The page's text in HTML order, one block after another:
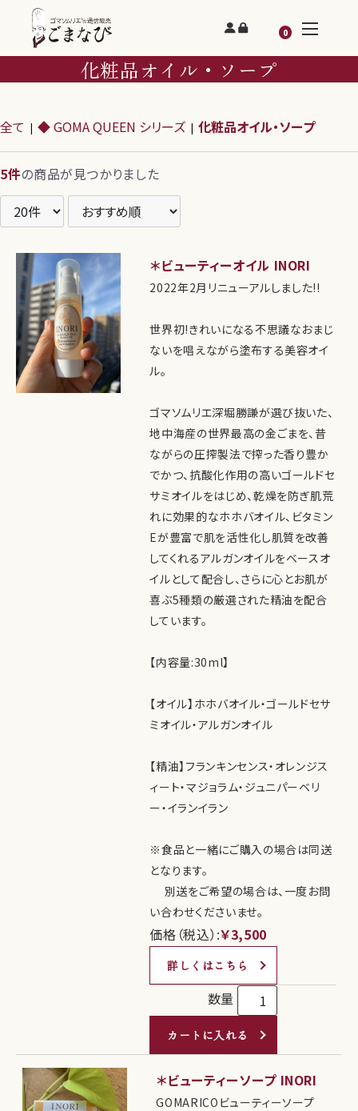
0
化粧品オイル・ソープ
全て | ◆ GOMA QUEEN シリーズ | 化粧品オイル・ソープ
5件の商品が見つかりました
＊ビューティーオイル INORI
2022年2月リニューアルしました!!
世界初!きれいになる不思議なおまじ
ないを唱えながら塗布する美容オイ
ル。
ゴマソムリエ深堀勝謙が選び抜いた、
地中海産の世界最高の金ごまを、昔
ながらの圧搾製法で搾った香り豊か
でかつ、抗酸化作用の高いゴールドセ
サミオイルをはじめ、乾燥を防ぎ肌荒
れに効果的なホホバオイル、ビタミン
Eが豊富で肌を活性化し肌質を改善
してくれるアルガンオイルをベースオ
イルとして配合し、さらに心とお肌が
喜ぶ5種類の厳選された精油を配合
しています。
【内容量:30ml】
【オイル】ホホバオイル・ゴールドセサ
ミオイル・アルガンオイル
【精油】フランキンセンス・オレンジス
ィート・マジョラム・ジュニパーベリ
ー・イランイラン
※食品と一緒にご購入の場合は同送
となります。
別送をご希望の場合は、一度お問
い合わせくださいませ。
価格（税込）:￥3,500
詳しくはこちら
数量
カートに入れる
＊ビューティーソープ INORI
GOMARICOビューティーソープ